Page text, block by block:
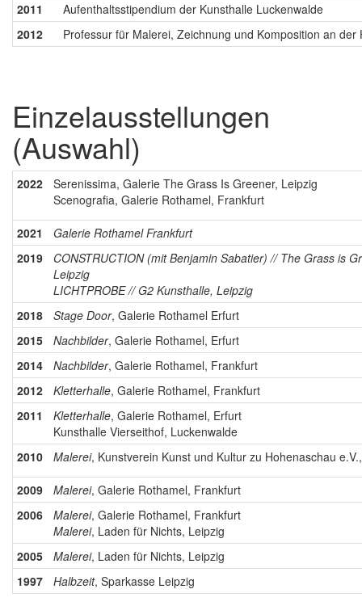
2011
Aufenthaltsstipendium der Kunsthalle Luckenwalde
2012
Professur für Malerei, Zeichnung und Komposition an der
Einzelausstellungen
(Auswahl)
2022
Serenissima, Galerie The Grass Is Greener, Leipzig
Scenografia, Galerie Rothamel, Frankfurt
2021
Galerie Rothamel Frankfurt
2019
CONSTRUCTION (mit Benjamin Sabatier) // The Grass is
Leipzig
LICHTPROBE // G2 Kunsthalle, Leipzig
2018
Stage Door, Galerie Rothamel Erfurt
2015
Nachbilder, Galerie Rothamel, Erfurt
2014
Nachbilder, Galerie Rothamel, Frankfurt
2012
Kletterhalle, Galerie Rothamel, Frankfurt
2011
Kletterhalle, Galerie Rothamel, Erfurt
Kunsthalle Vierseithof, Luckenwalde
2010
Malerei, Kunstverein Kunst und Kultur zu Hohenaschau
2009 Malerei, Galerie Rothamel, Frankfurt
2006
Malerei, Galerie Rothamel, Frankfurt
Malerei, Laden für Nichts, Leipzig
2005
Malerei, Laden für Nichts, Leipzig
1997
Halbzeit, Sparkasse Leipzig